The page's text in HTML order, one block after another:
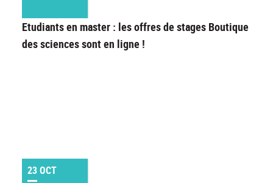
Etudiants en master : les offres de stages Boutique
des sciences sont en ligne !
23 OCT